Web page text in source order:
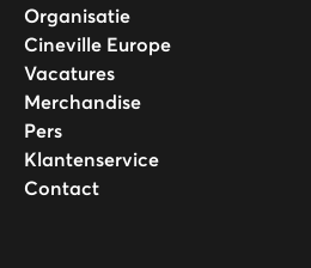
Organisatie
Cineville Europe
Vacatures
Merchandise
Pers
Klantenservice
Contact